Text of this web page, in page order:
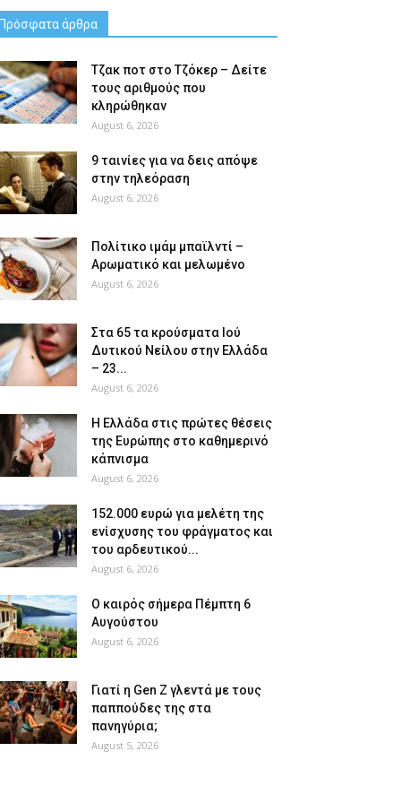
Πρόσφατα άρθρα
Tζακ ποτ στο Τζόκερ – Δείτε
τους αριθμούς που
κληρώθηκαν
August 6, 2026
9 ταινίες για να δεις απόψε
στην τηλεόραση
August 6, 2026
Πολίτικο ιμάμ μπαϊλντί –
Αρωματικό και μελωμένο
August 6, 2026
Στα 65 τα κρούσματα Ιού
Δυτικού Νείλου στην Ελλάδα
– 23...
August 6, 2026
Η Ελλάδα στις πρώτες θέσεις
της Ευρώπης στο καθημερινό
κάπνισμα
August 6, 2026
152.000 ευρώ για μελέτη της
ενίσχυσης του φράγματος και
του αρδευτικού...
August 6, 2026
Ο καιρός σήμερα Πέμπτη 6
Αυγούστου
August 6, 2026
Γιατί η Gen Z γλεντά με τους
παππούδες της στα
πανηγύρια;
August 5, 2026